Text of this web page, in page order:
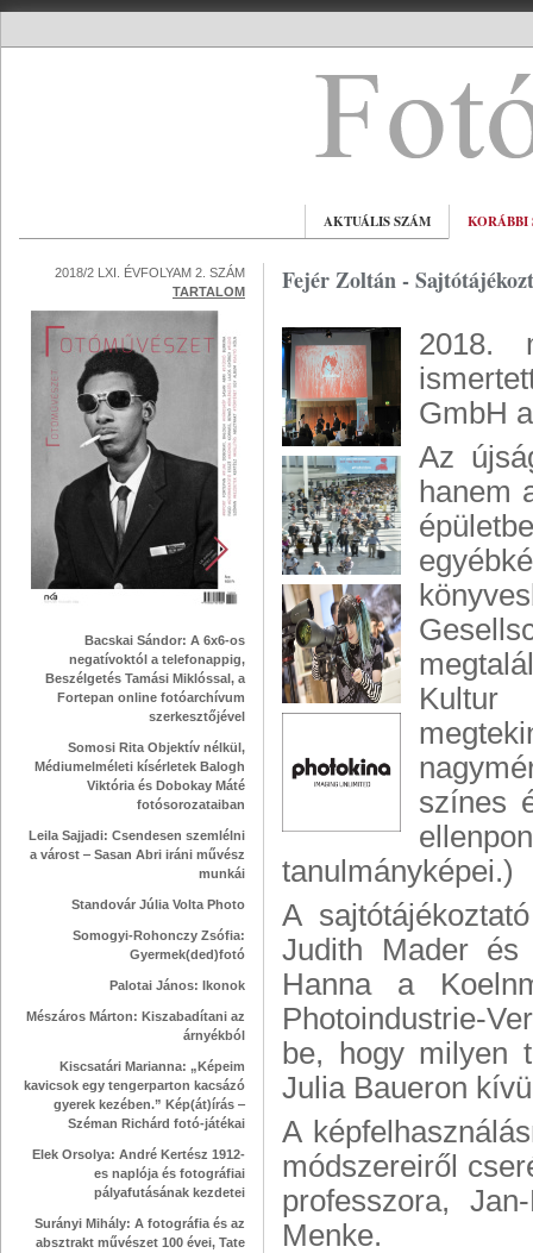
AKTUÁLIS SZÁM KORÁBBI
2018/2 LXI. ÉVFOLYAM 2. SZÁM
TARTALOM
Bacskai Sándor: A 6x6-os
negatívoktól a telefonappig,
Beszélgetés Tamási Miklóssal, a
Fortepan online fotóarchívum
szerkesztőjével
Somosi Rita Objektív nélkül,
Médiumelméleti kísérletek Balogh
Viktória és Dobokay Máté
fotósorozataiban
Leila Sajjadi: Csendesen szemlélni
a várost ‒ Sasan Abri iráni művész
munkái
Standovár Júlia Volta Photo
Somogyi-Rohonczy Zsófia:
Gyermek(ded)fotó
Palotai János: Ikonok
Mészáros Márton: Kiszabadítani az
árnyékból
Kiscsatári Marianna: „Képeim
kavicsok egy tengerparton kacsázó
gyerek kezében.” Kép(át)írás ‒
Széman Richárd fotó-játékai
Elek Orsolya: André Kertész 1912-
es naplója és fotográfiai
pályafutásának kezdetei
Surányi Mihály: A fotográfia és az
absztrakt művészet 100 évei, Tate
Fejér Zoltán -
2018.
GmbH
Az
hanem
Kultur
színes
tanulmányképei.)
A
Judith Mader és
Hanna a
Photoindustrie-
be, hogy milyen
Julia Baueron
A
módszereiről
professzora,
Menke.